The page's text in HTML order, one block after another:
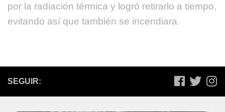
por la radiación térmica y logró retirarlo a tiempo,
evitando así que también se incendiara.
SEGUIR: